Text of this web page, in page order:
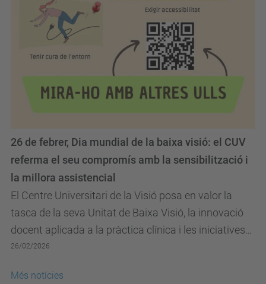
El Centre Universitari de la Visió posa en valor la
tasca de la seva Unitat de Baixa Visió, la innovació
docent aplicada a la pràctica clínica i les iniciatives
de sensibilització impulsades des de...
26 de febrer, Dia mundial de la baixa visió: el CUV
referma el seu compromís amb la sensibilització i
la millora assistencial
26/02/2026
Més notícies